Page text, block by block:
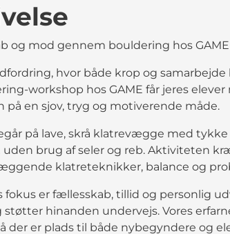
og mod gennem bouldering hos GAME
hvor både krop og samarbejde
workshop hos GAME får jeres
på en sjov, tryg og motiverende måde.
på lave, skrå klatrevægge med tykke
brug af seler og reb. Aktiviteten
klatreteknikker, balance og
fokus er fællesskab, tillid og personlig
hinanden undervejs. Vores
der er plads til både nybegyndere og